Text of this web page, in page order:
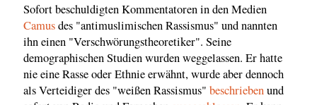
Sofort beschuldigten Kommentatoren in den Medien
Camusdes "antimuslimischen Rassismus" und nannten
ihn einen "Verschwörungstheoretiker". Seine
demographischen Studien wurden weggelassen. Er hatte
nie eine Rasse oder Ethnie erwähnt, wurde aber dennoch
als Verteidiger des "weißen Rassismus" beschriebenund